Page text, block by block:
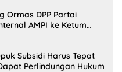
Ormas DPP Partai
AMPI ke Ketum
Subsidi Harus Tepat
Perlindungan Hukum